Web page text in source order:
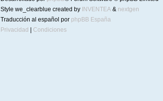
Style we_clearblue created by INVENTEA& nextgen
Traducción al español por phpBB España
Privacidad
Condiciones